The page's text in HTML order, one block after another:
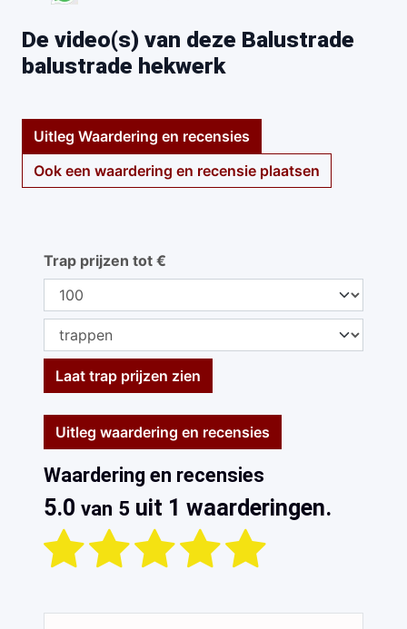
De video(s) van deze Balustrade
balustrade hekwerk
Uitleg Waardering en recensies
Ook een waardering en recensie plaatsen
Trap prijzen tot €
Laat trap prijzen zien
Uitleg waardering en recensies
Waardering en recensies
5.0 van 5 uit 1 waarderingen.